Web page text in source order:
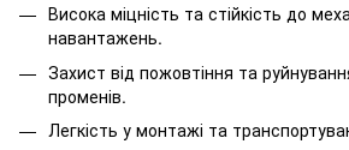
Висока міцність та стійкість до
навантажень.
Захист від пожовтіння та
променів.
Легкість у монтажі та